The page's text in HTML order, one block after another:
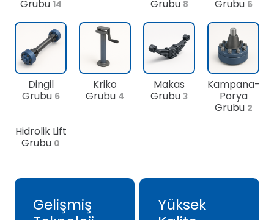
Grubu 14
Grubu 8
Grubu 6
Dingil
Grubu 6
Kriko
Grubu 4
Makas
Grubu 3
Kampana-
Porya
Grubu 2
Hidrolik Lift
Grubu 0
Gelişmiş
Yüksek